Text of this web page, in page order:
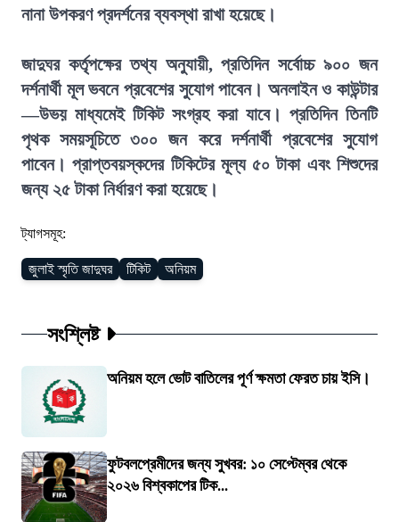
নানা উপকরণ প্রদর্শনের ব্যবস্থা রাখা হয়েছে।
জাদুঘর কর্তৃপক্ষের তথ্য অনুযায়ী, প্রতিদিন সর্বোচ্চ ৯০০ জন
দর্শনার্থী মূল ভবনে প্রবেশের সুযোগ পাবেন। অনলাইন ও কাউন্টার
—উভয় মাধ্যমেই টিকিট সংগ্রহ করা যাবে। প্রতিদিন তিনটি
পৃথক সময়সূচিতে ৩০০ জন করে দর্শনার্থী প্রবেশের সুযোগ
পাবেন। প্রাপ্তবয়স্কদের টিকিটের মূল্য ৫০ টাকা এবং শিশুদের
জন্য ২৫ টাকা নির্ধারণ করা হয়েছে।
ট্যাগসমূহ:
জুলাই স্মৃতি জাদুঘর টিকিট অনিয়ম
সংশ্লিষ্ট
অনিয়ম হলে ভোট বাতিলের পূর্ণ ক্ষমতা ফেরত চায় ইসি।
ফুটবলপ্রেমীদের জন্য সুখবর: ১০ সেপ্টেম্বর থেকে
২০২৬ বিশ্বকাপের টিক...